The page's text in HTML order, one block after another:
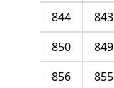
843
844
849
850
855
856